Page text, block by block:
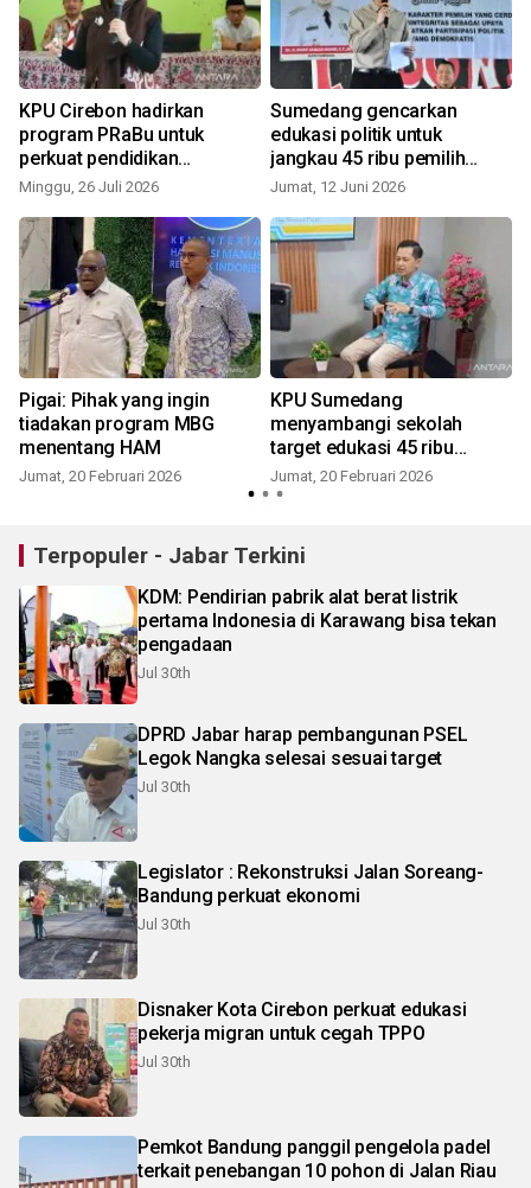
KPU Cirebon hadirkan
program PRaBu untuk
perkuat pendidikan
demokrasi
Minggu, 26 Juli 2026
Sumedang gencarkan
edukasi politik untuk
jangkau 45 ribu pemilih
muda
Jumat, 12 Juni 2026
Pigai: Pihak yang ingin
tiadakan program MBG
menentang HAM
Jumat, 20 Februari 2026
KPU Sumedang
menyambangi sekolah
target edukasi 45 ribu
pemilih muda
Jumat, 20 Februari 2026
Terpopuler - Jabar Terkini
KDM: Pendirian pabrik alat berat listrik
pertama Indonesia di Karawang bisa tekan
pengadaan
Jul 30th
DPRD Jabar harap pembangunan PSEL
Legok Nangka selesai sesuai target
Jul 30th
Legislator : Rekonstruksi Jalan Soreang-
Bandung perkuat ekonomi
Jul 30th
Disnaker Kota Cirebon perkuat edukasi
pekerja migran untuk cegah TPPO
Jul 30th
Pemkot Bandung panggil pengelola padel
terkait penebangan 10 pohon di Jalan Riau